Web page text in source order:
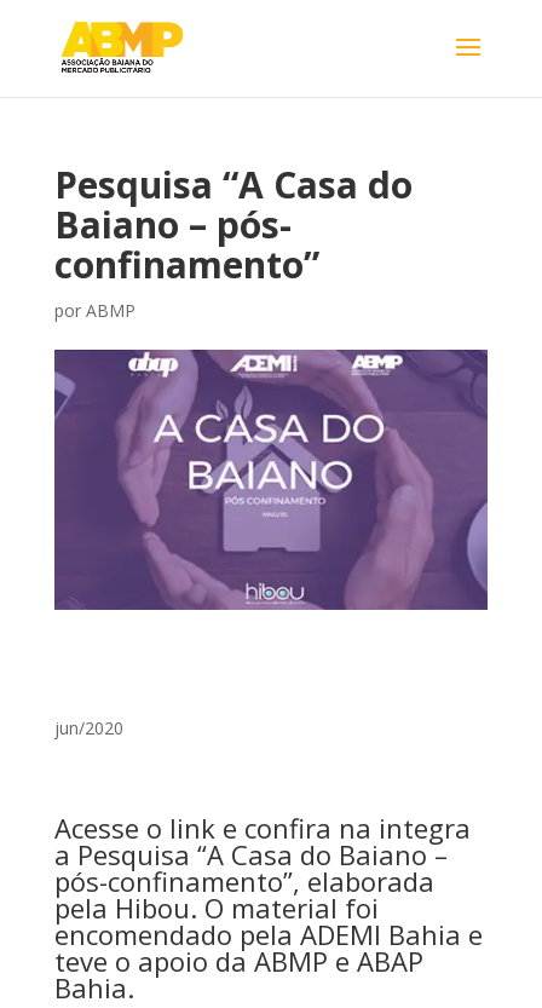
Pesquisa “A Casa do
Baiano – pós-
confinamento”
por ABMP
jun/2020
Acesse o link e confira na integra
a Pesquisa “A Casa do Baiano –
pós-confinamento”, elaborada
pela Hibou. O material foi
encomendado pela ADEMI Bahia e
teve o apoio da ABMP e ABAP
Bahia.